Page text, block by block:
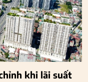
khi lãi suất